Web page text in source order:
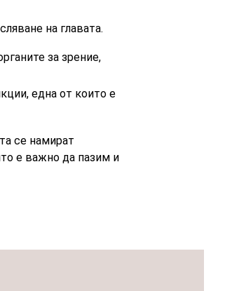
на главата.
за зрение,
една от които е
се намират
е важно да пазим и